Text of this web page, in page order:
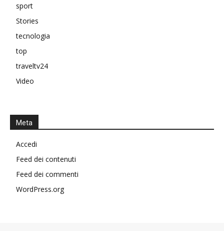
sport
Stories
tecnologia
top
traveltv24
Video
Meta
Accedi
Feed dei contenuti
Feed dei commenti
WordPress.org